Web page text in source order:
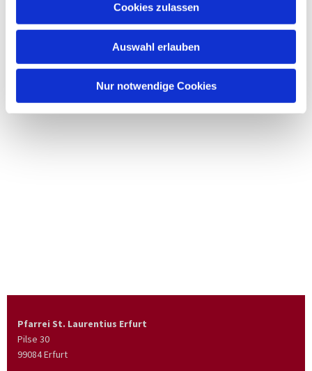
Cookies zulassen
Auswahl erlauben
Nur notwendige Cookies
Pfarrei St. Laurentius Erfurt
Pilse 30
99084 Erfurt